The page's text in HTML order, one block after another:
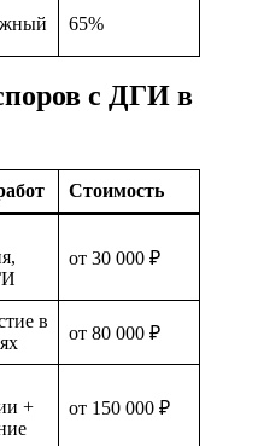
65%
с ДГИ в
Стоимость
от 30 000 ₽
в
от 80 000 ₽
+
от 150 000 ₽